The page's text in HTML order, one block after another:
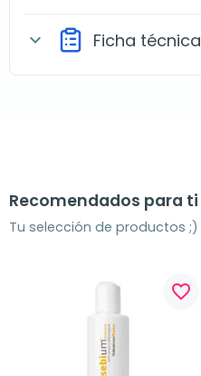
expand_more Ficha técnica
Recomendados para ti
Tu selección de productos ;)
favorite_border